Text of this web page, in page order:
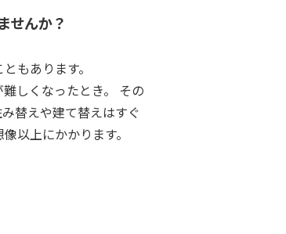
せんか？
もあります。
しくなったとき。 その
替えや建て替えはすぐ
以上にかかります。